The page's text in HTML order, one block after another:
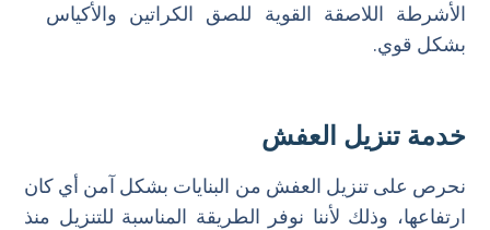
الأشرطة اللاصقة القوية للصق الكراتين والأكياس
بشكل قوي.
خدمة تنزيل العفش
نحرص على تنزيل العفش من البنايات بشكل آمن أي كان
ارتفاعها، وذلك لأننا نوفر الطريقة المناسبة للتنزيل منذ